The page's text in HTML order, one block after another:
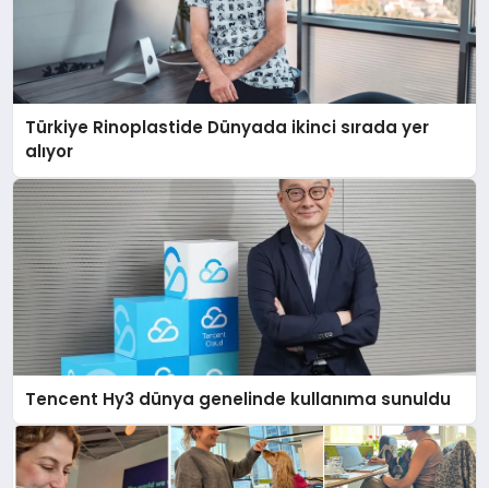
Türkiye Rinoplastide Dünyada ikinci sırada yer
alıyor
Tencent Hy3 dünya genelinde kullanıma sunuldu